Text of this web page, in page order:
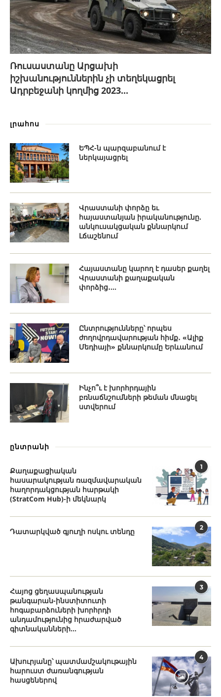
Ռուսաստանը Արցախի
իշխանություններին չի տեղեկացրել
Ադրբեջանի կողմից 2023...
լրահոս
ԵՊՀ-ն պարզաբանում է
ներկայացրել
Վրաստանի փորձը եւ
հայաստանյան իրականությունը.
անկուսակցական քննարկում
Լճաշենում
Հայաստանը կարող է դասեր քաղել
Վրաստանի քաղաքական
փորձից․...
Ընտրությունները՝ որպես
ժողովրդավարության հիմք․ «Ալիք
Մեդիայի» քննարկումը Երևանում
Ինչո՞ւ է խորհրդային
բռնաճնշումների թեման մնացել
ստվերում
ընտրանի
1
Քաղաքացիական
հասարակության ռազմավարական
հաղորդակցության հարթակի
(StratCom Hub)-ի մեկնարկ
2
Դատարկված գյուղի ոսկու տենդը
3
Հայոց ցեղասպանության
թանգարան-ինստիտուտի
հոգաբարձուների խորհրդի
անդամությունից հրաժարված
գիտնականների...
4
Ախուրյանը՝ պատմամշակութային
հարուստ ժառանգության
հասցեներով